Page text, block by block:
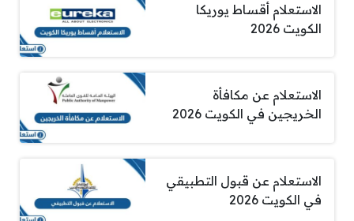
الاستعلام أقساط يوريكا
الكويت 2026
الاستعلام عن مكافأة
الخريجين في الكويت 2026
الاستعلام عن قبول التطبيقي
في الكويت 2026